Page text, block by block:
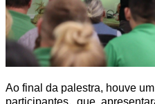
Ao final da palestra, houve
participantes, que